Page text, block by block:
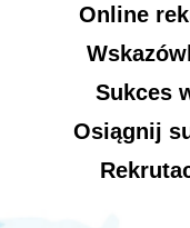
Online
Sukces
Osiągnij